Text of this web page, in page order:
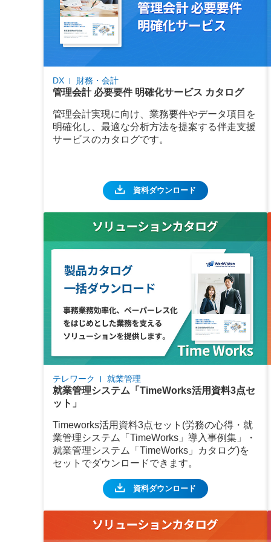
DX 財務・会計
管理会計 必要要件 明確化サービス カタログ
管理会計実現に向け、業務要件やデータ項目を
明確化し、最適な分析方法を提案する伴走支援
サービスのカタログです。
資料ダウンロード
テレワーク 就業管理
就業管理システム「TimeWorks活用資料3点セ
ット」
Timeworks活用資料3点セット(労務の心得・就
業管理システム「TimeWorks」導入事例集」・
就業管理システム「TimeWorks」カタログ)を
セットでダウンロードできます。
資料ダウンロード